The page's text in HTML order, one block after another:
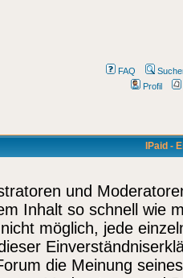
FAQ
Profil
IPaid -
und
Inhalt so schnell wie
möglich, jede
die Meinung